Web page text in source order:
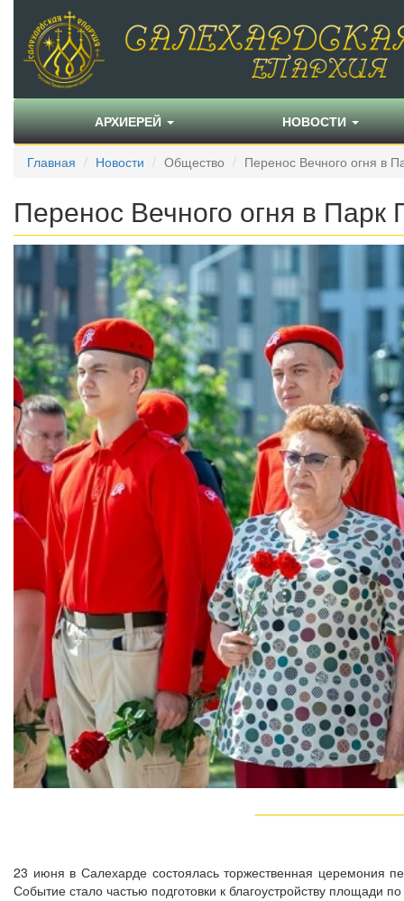
АРХИЕРЕЙ НОВОСТИ
Главная Новости Общество Перенос Вечного огня в
Перенос Вечного огня в
23 июня в Салехарде состоялась торжественная церемония
Событие стало частью подготовки к благоустройству площади